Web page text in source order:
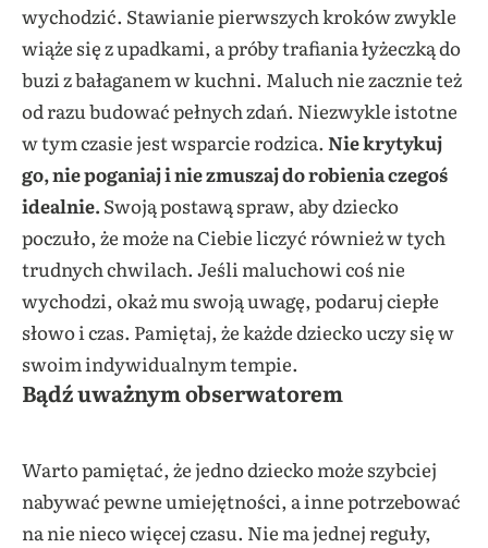
wychodzić. Stawianie pierwszych kroków zwykle
wiąże się z upadkami, a próby trafiania łyżeczką do
buzi z bałaganem w kuchni. Maluch nie zacznie też
od razu budować pełnych zdań. Niezwykle istotne
w tym czasie jest wsparcie rodzica. Nie krytykuj
go, nie poganiaj i nie zmuszaj do robienia czegoś
idealnie. Swoją postawą spraw, aby dziecko
poczuło, że może na Ciebie liczyć również w tych
trudnych chwilach. Jeśli maluchowi coś nie
wychodzi, okaż mu swoją uwagę, podaruj ciepłe
słowo i czas. Pamiętaj, że każde dziecko uczy się w
swoim indywidualnym tempie.
Bądź uważnym obserwatorem
Samodzielność dziecka
Warto pamiętać, że jedno dziecko może szybciej
nabywać pewne umiejętności, a inne potrzebować
na nie nieco więcej czasu. Nie ma jednej reguły,